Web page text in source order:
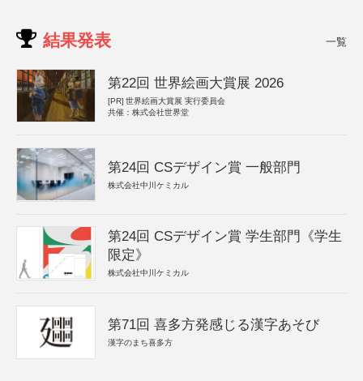
結果発表 一覧
第22回 世界絵画大賞展 2026
[PR] 世界絵画大賞展 実行委員会
共催：株式会社世界堂
第24回 CSデザイン賞 一般部門
株式会社中川ケミカル
第24回 CSデザイン賞 学生部門《学生
限定》
株式会社中川ケミカル
第71回 喜多方発感じる漢字あそび
漢字のまち喜多方